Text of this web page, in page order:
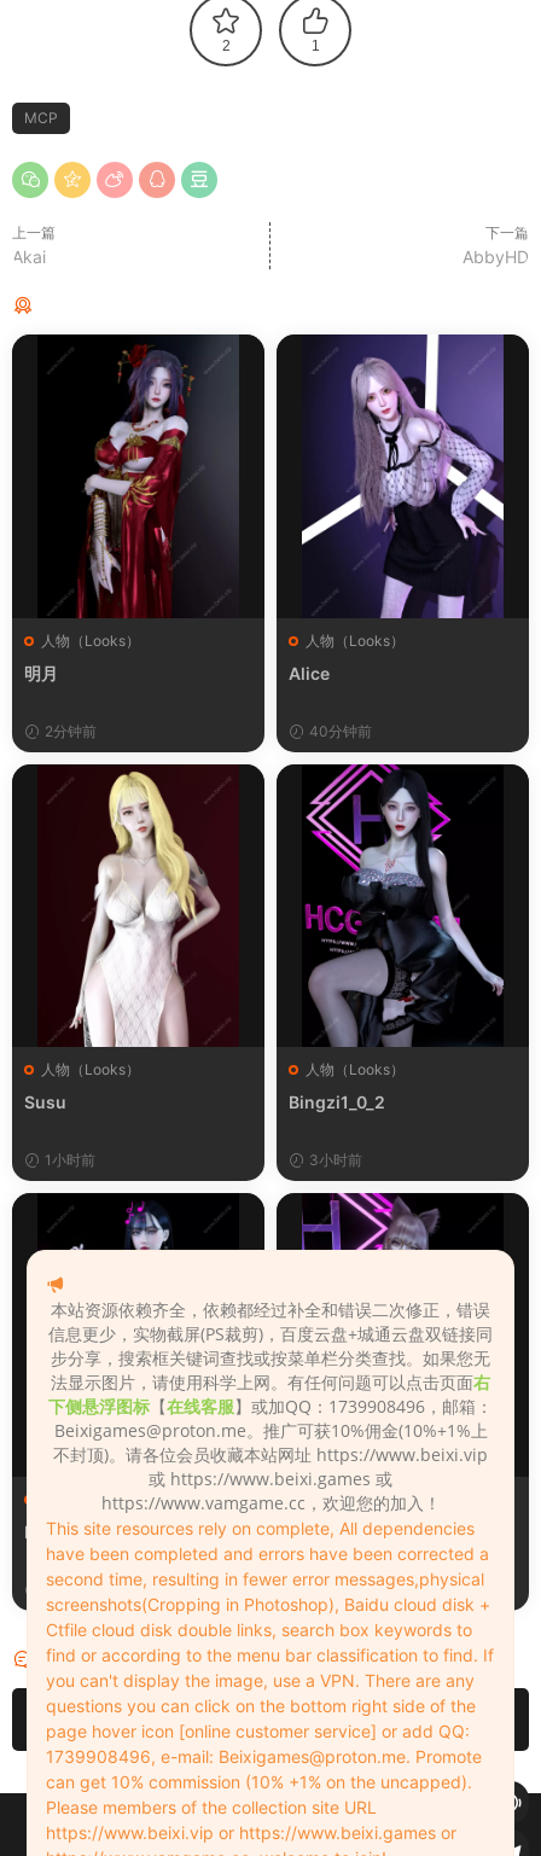
2 1
MCP
上一篇
Akai
下一篇
AbbyHD
人物（Looks）
明月
2分钟前
人物（Looks）
Alice
40分钟前
人物（Looks）
Susu
1小时前
人物（Looks）
Bingzi1_0_2
3小时前
人物（Looks）
Monica_2_2_2
3小时前
人物（Looks）
Lizhen2025
21小时前
评论 0
请先登录
Copyleft © 2022-2026 beixi.vip - All Rights Freedom！
创作不易！有能力的同学可以去支持一下原创作者（我们绝对支持），当然
本站资源依赖齐全，依赖都经过补全和错误二次修正，错误
信息更少，实物截屏(PS裁剪)，百度云盘+城通云盘双链接同
步分享，搜索框关键词查找或按菜单栏分类查找。如果您无
法显示图片，请使用科学上网。有任何问题可以点击页面右
下侧悬浮图标 【在线客服】或加QQ：1739908496，邮箱：
Beixigames@proton.me。推广可获10%佣金(10%+1%上
不封顶)。请各位会员收藏本站网址 https://www.beixi.vip
或 https://www.beixi.games 或
https://www.vamgame.cc，欢迎您的加入！
This site resources rely on complete, All dependencies
have been completed and errors have been corrected a
second time, resulting in fewer error messages,physical
screenshots(Cropping in Photoshop), Baidu cloud disk +
Ctfile cloud disk double links, search box keywords to
find or according to the menu bar classification to find. If
you can't display the image, use a VPN. There are any
questions you can click on the bottom right side of the
page hover icon [online customer service] or add QQ:
1739908496, e-mail: Beixigames@proton.me. Promote
can get 10% commission (10% +1% on the uncapped).
Please members of the collection site URL
https://www.beixi.vip or https://www.beixi.games or